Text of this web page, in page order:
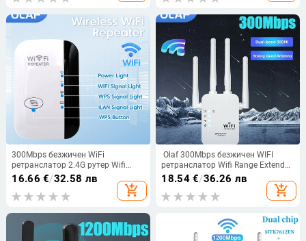
300Mbps безжичен WiFi
ретранслатор 2.4G рутер Wifi
Range Extender Wi-Fi усилвател на
сигнала 802.11N WiFi
ретранслатор Booster Repetidor
16.66 €/32.58 лв
add_shopping_cart
Olaf 300Mbps безжичен WIFI
ретранслатор Wifi Range Extender
Сигнален усилвател Домашен Wi-
Fi усилвател на сигнала Extender
EU US Plug
18.54€/36.26 лв
add_shopping_cart